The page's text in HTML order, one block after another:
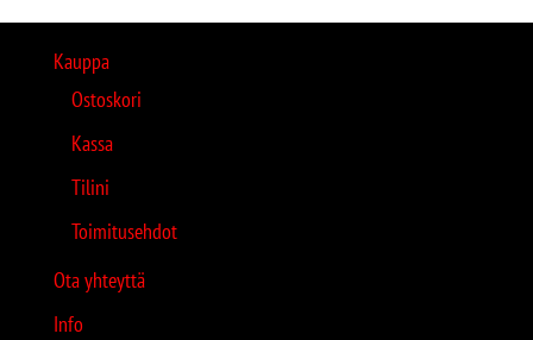
Kauppa
Ostoskori
Kassa
Tilini
Toimitusehdot
Ota yhteyttä
Info